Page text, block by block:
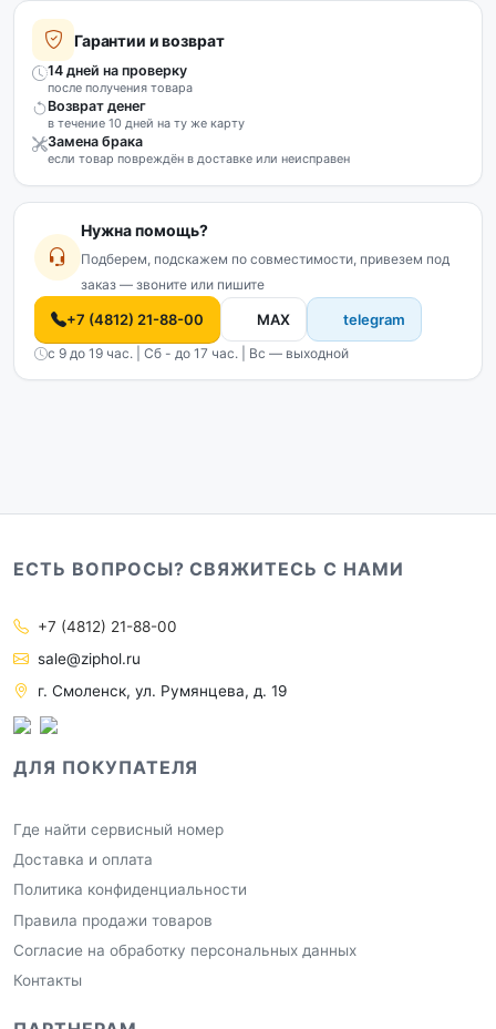
Гарантии и возврат
14 дней на проверку
после получения товара
Возврат денег
в течение 10 дней на ту же карту
Замена брака
если товар повреждён в доставке или неисправен
Нужна помощь?
Подберем, подскажем по совместимости, привезем под
заказ — звоните или пишите
+7 (4812) 21-88-00 MAX telegram
с 9 до 19 час. | Сб - до 17 час. | Вс — выходной
ЕСТЬ ВОПРОСЫ? СВЯЖИТЕСЬ С НАМИ
+7 (4812) 21-88-00
sale@ziphol.ru
г. Смоленск, ул. Румянцева, д. 19
ДЛЯ ПОКУПАТЕЛЯ
Где найти сервисный номер
Доставка и оплата
Политика конфиденциальности
Правила продажи товаров
Согласие на обработку персональных данных
Контакты